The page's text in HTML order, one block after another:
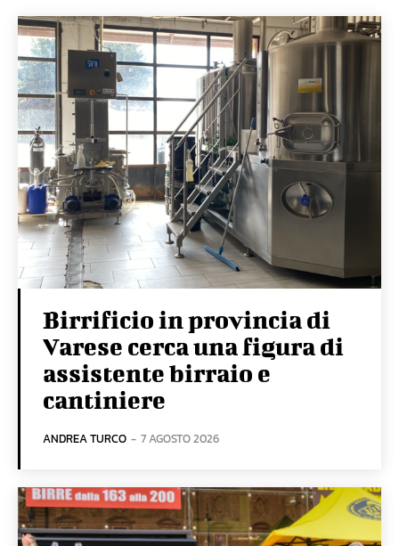
Birrificio in provincia di
Varese cerca una figura di
assistente birraio e
cantiniere
ANDREA TURCO - 7 AGOSTO 2026